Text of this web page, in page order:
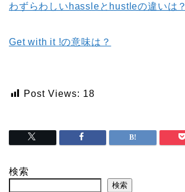
わずらわしいhassleとhustleの違いは？
Get with it !の意味は？
Post Views: 18
検索
検索